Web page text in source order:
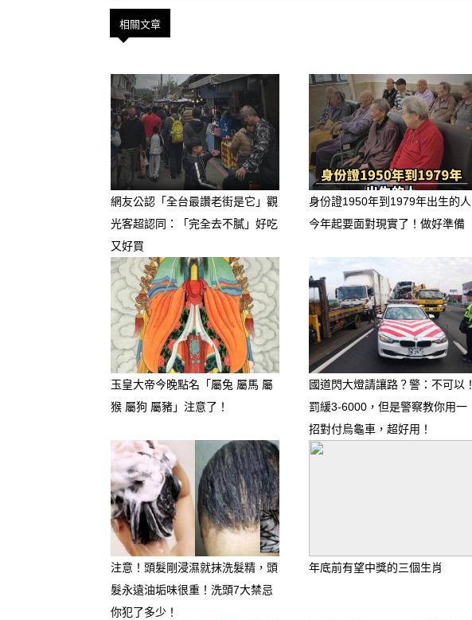
1. 巨蟹男 ♋
相關文章
網友公認「全台最讚老街是它」觀
光客超認同：「完全去不膩」好吃
又好買
身份證1950年到1979年出生的人
今年起要面對現實了！做好準備
玉皇大帝今晚點名「屬兔 屬馬 屬
猴 屬狗 屬豬」注意了！
國道閃大燈請讓路？警：不可以！
罰緩3-6000，但是警察教你用一
招對付烏龜車，超好用！
注意！頭髮剛浸濕就抹洗髮精，頭
髮永遠油垢味很重！洗頭7大禁忌
你犯了多少！
年底前有望中獎的三個生肖